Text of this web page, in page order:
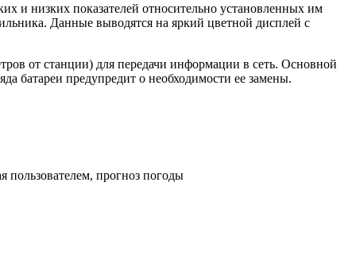
и низких показателей относительно установленных им
Данные выводятся на яркий цветной дисплей с
от станции) для передачи информации в сеть. Основной
батареи предупредит о необходимости ее замены.
прогноз погоды